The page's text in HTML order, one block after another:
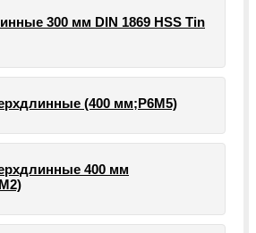
300 мм DIN 1869 HSS Tin
(400 мм;Р6М5)
400 мм